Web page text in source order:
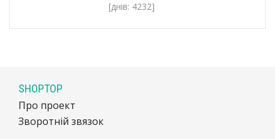
[днів: 4232]
SHOPTOP
Про проект
Зворотній звязок